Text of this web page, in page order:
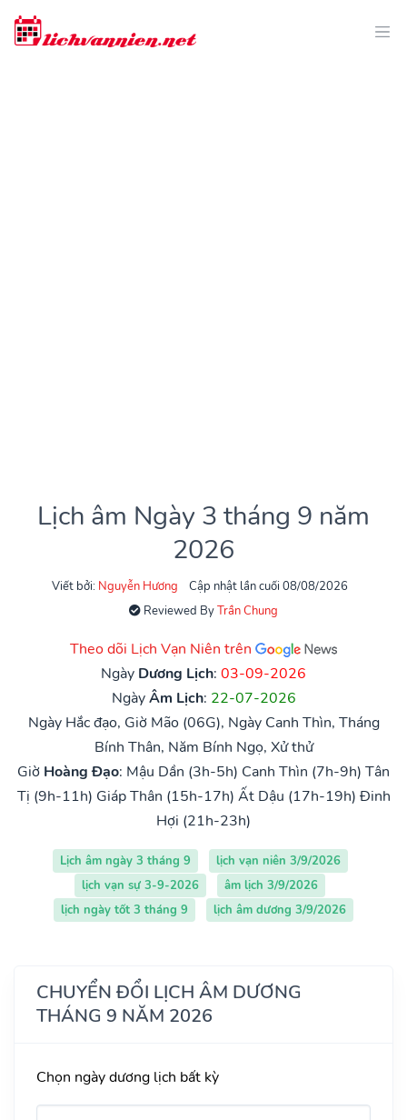
Lịch âm Ngày 3 tháng 9 năm
2026
Viết bởi: Nguyễn Hương
Cập nhật lần cuối 08/08/2026
Reviewed ByTrần Chung
Theo dõi Lịch Vạn Niên trên
Ngày Dương Lịch: 03-09-2026
NgàyÂm Lịch: 22-07-2026
Ngày Hắc đạo, Giờ Mão (06G), Ngày Canh Thìn, Tháng
Bính Thân, Năm Bính Ngọ, Xử thử
Giờ Hoàng Đạo: Mậu Dần (3h-5h) Canh Thìn (7h-9h) Tân
Tị (9h-11h) Giáp Thân (15h-17h) Ất Dậu (17h-19h) Đinh
Hợi (21h-23h)
Lịch âm ngày 3 tháng 9
lịch vạn niên 3/9/2026
lịch vạn sự 3-9-2026
âm lịch 3/9/2026
lịch ngày tốt 3 tháng 9
lịch âm dương 3/9/2026
CHUYỂN ĐỔI LỊCH ÂM DƯƠNG
THÁNG 9 NĂM 2026
Chọn ngày dương lịch bất kỳ